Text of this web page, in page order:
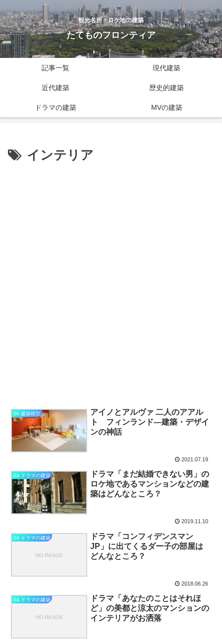
観光名所・ロケ地の建築
たてものフロンティア
記事一覧 現代建築
近代建築 歴史的建築
ドラマの建築 MVの建築
インテリア
06.建築模型
アイノとアルヴァ 二人のアアル
ト フィンランド―建築・デザイ
ンの神話
2021.07.19
04.ドラマの建築
ドラマ「まだ結婚できない男」の
ロケ地であるマンションなどの建
築はどんなところ？
2019.11.10
04.ドラマの建築
ドラマ「コンフィデンスマン
JP」に出てくるダー子の部屋は
どんなところ？
2018.06.26
04.ドラマの建築
ドラマ「あなたのことはそれほ
ど」の美都と涼太のマンションの
インテリアがお洒落